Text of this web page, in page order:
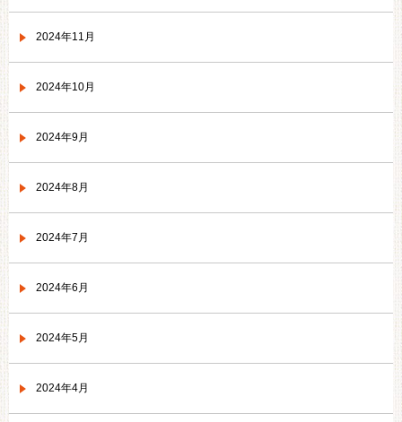
2024年11月
2024年10月
2024年9月
2024年8月
2024年7月
2024年6月
2024年5月
2024年4月